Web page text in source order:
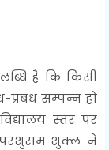
है कि किसी
प्रबंध सम्पन्न हो
स्तर पर
परशुराम शुक्ल ने